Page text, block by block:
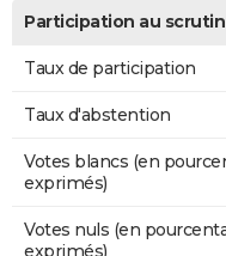
Participation au scrutin
Taux de participation
Taux d'abstention
Votes blancs (en
exprimés)
Votes nuls (en
exprimés)